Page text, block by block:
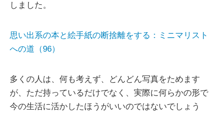
しました。
思い出系の本と絵手紙の断捨離をする：ミニマリスト
への道（96）
多くの人は、何も考えず、どんどん写真をためます
が、ただ持っているだけでなく、実際に何らかの形で
今の生活に活かしたほうがいいのではないでしょう